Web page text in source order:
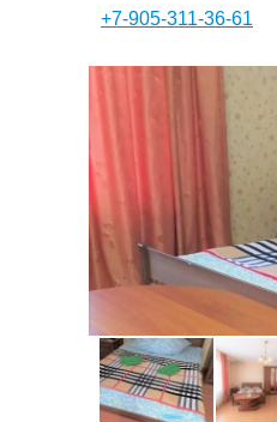
+7-905-311-36-61